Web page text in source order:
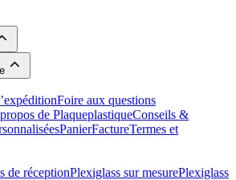
Foire aux questions
de PlaqueplastiqueConseils &
PanierFactureTermes et
de réceptionPlexiglass sur mesurePlexiglass